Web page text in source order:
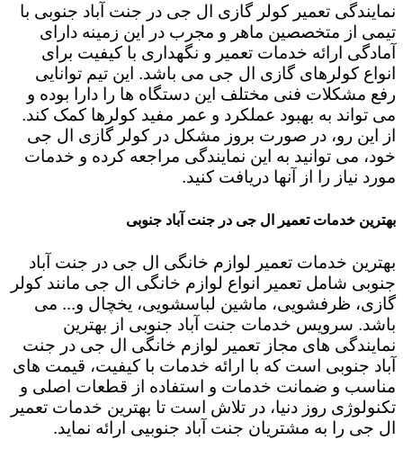
نمایندگی تعمیر کولر گازی ال جی در جنت آباد جنوبی با
تیمی از متخصصین ماهر و مجرب در این زمینه دارای
آمادگی ارائه خدمات تعمیر و نگهداری با کیفیت برای
انواع کولرهای گازی ال جی می باشد. این تیم توانایی
رفع مشکلات فنی مختلف این دستگاه ها را دارا بوده و
می تواند به بهبود عملکرد و عمر مفید کولرها کمک کند.
از این رو، در صورت بروز مشکل در کولر گازی ال جی
خود، می توانید به این نمایندگی مراجعه کرده و خدمات
مورد نیاز را از آنها دریافت کنید.
بهترین خدمات تعمیر ال جی در جنت آباد جنوبی
بهترین خدمات تعمیر لوازم خانگی ال جی در جنت آباد
جنوبی شامل تعمیر انواع لوازم خانگی ال جی مانند کولر
گازی، ظرفشویی، ماشین لباسشویی، یخچال و... می
باشد. سرویس خدمات جنت آباد جنوبی از بهترین
نمایندگی های مجاز تعمیر لوازم خانگی ال جی در جنت
آباد جنوبی است که با ارائه خدمات با کیفیت، قیمت های
مناسب و ضمانت خدمات و استفاده از قطعات اصلی و
تکنولوژی روز دنیا، در تلاش است تا بهترین خدمات تعمیر
ال جی را به مشتریان جنت آباد جنوبیی ارائه نماید.